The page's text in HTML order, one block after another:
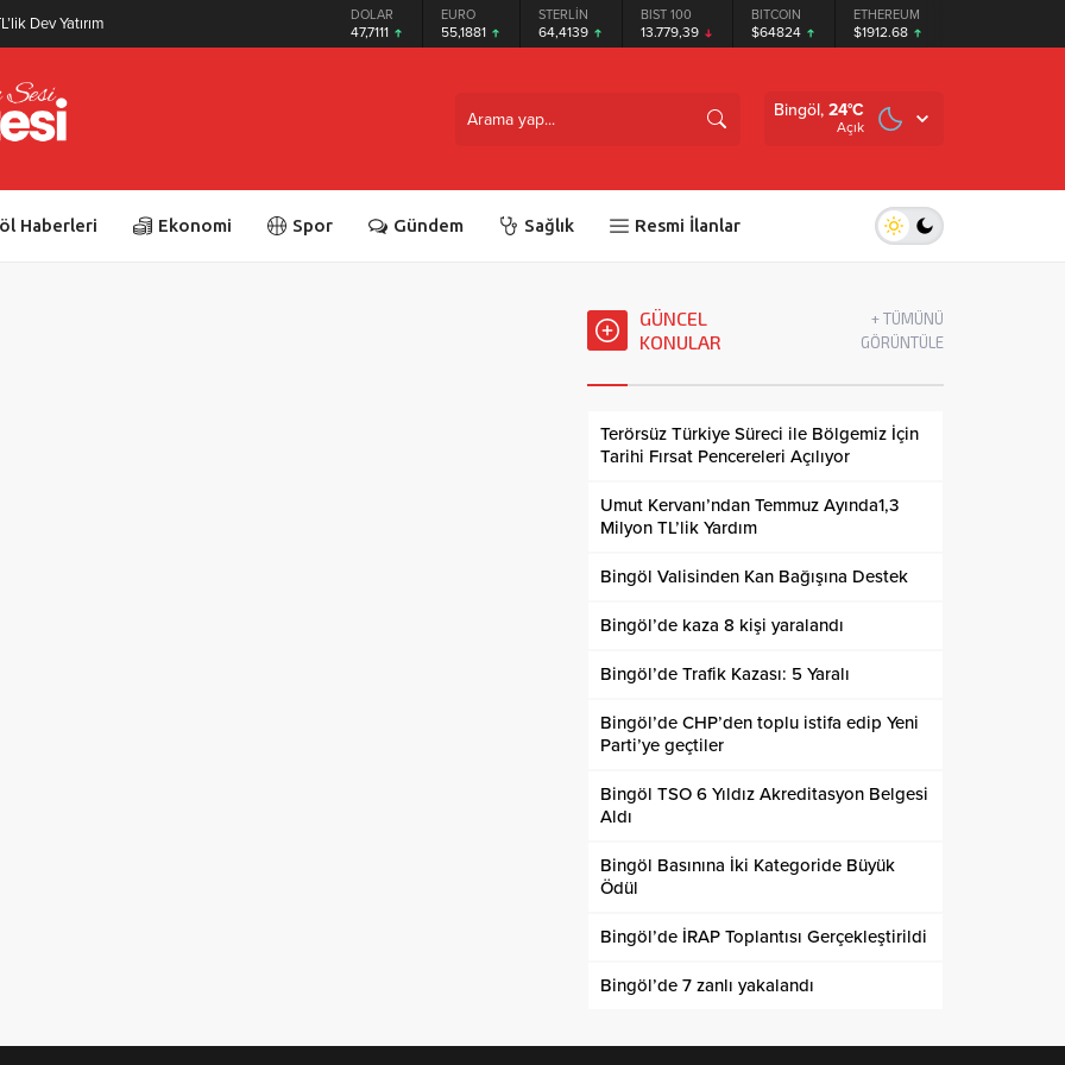
Dev Yatırım DOLAR
47,7111
EURO
55,1881
STERLİN
64,4139
BIST 100
13.779,39
BITCOIN
$64824
ETHEREUM
$1912.68
Bingöl, 24°C
Açık
Haberleri Ekonomi Spor Gündem Sağlık Resmi İlanlar
GÜNCEL
KONULAR
+ TÜMÜNÜ
GÖRÜNTÜLE
Terörsüz Türkiye Süreci ile Bölgemiz İçin
Tarihi Fırsat Pencereleri Açılıyor
Umut Kervanı’ndan Temmuz Ayında1,3
Milyon TL’lik Yardım
Bingöl Valisinden Kan Bağışına Destek
Bingöl’de kaza 8 kişi yaralandı
Bingöl’de Trafik Kazası: 5 Yaralı
Bingöl’de CHP’den toplu istifa edip Yeni
Parti’ye geçtiler
Bingöl TSO 6 Yıldız Akreditasyon Belgesi
Aldı
Bingöl Basınına İki Kategoride Büyük
Ödül
Bingöl’de İRAP Toplantısı Gerçekleştirildi
Bingöl’de 7 zanlı yakalandı